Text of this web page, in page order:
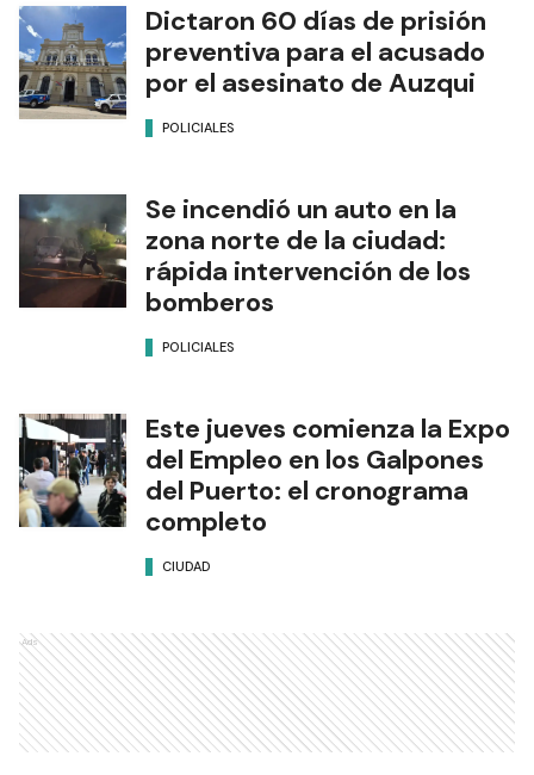
Dictaron 60 días de prisión
preventiva para el acusado
por el asesinato de Auzqui
POLICIALES
Se incendió un auto en la
zona norte de la ciudad:
rápida intervención de los
bomberos
POLICIALES
Este jueves comienza la Expo
del Empleo en los Galpones
del Puerto: el cronograma
completo
CIUDAD
Ads